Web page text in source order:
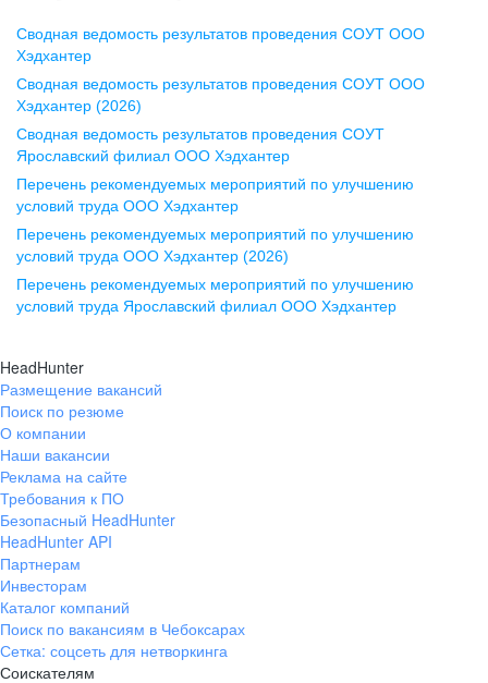
Воронеж
ул. Комиссаржевской, д. 10,
офис 1212
+7 473 280-05-05
pr@vrn.hh.ru
ул. Спартаковская, д. 2А, этаж 3,
помещение 15
+7 843 212-12-50
Екатеринбург
ул. Боевых Дружин, стр. 20,
+7 343 226-79-99
pr@ural.hh.ru
ул. Янковского, д. 169, 7 этаж,
706 каб.
+7 861 205-55-57
pr@krd.hh.ru
Сводная ведомость результатов проведения СОУТ ООО
Хэдхантер
Сводная ведомость результатов проведения СОУТ ООО
Хэдхантер (2026)
Сводная ведомость результатов проведения СОУТ
Ярославский филиал ООО Хэдхантер
Перечень рекомендуемых мероприятий по улучшению
условий труда ООО Хэдхантер
Перечень рекомендуемых мероприятий по улучшению
условий труда ООО Хэдхантер (2026)
Перечень рекомендуемых мероприятий по улучшению
условий труда Ярославский филиал ООО Хэдхантер
HeadHunter
Размещение вакансий
Поиск по резюме
О компании
Наши вакансии
Реклама на сайте
Требования к ПО
Безопасный HeadHunter
HeadHunter API
Партнерам
Инвесторам
Каталог компаний
Поиск по вакансиям в Чебоксарах
Сетка: соцсеть для нетворкинга
Соискателям